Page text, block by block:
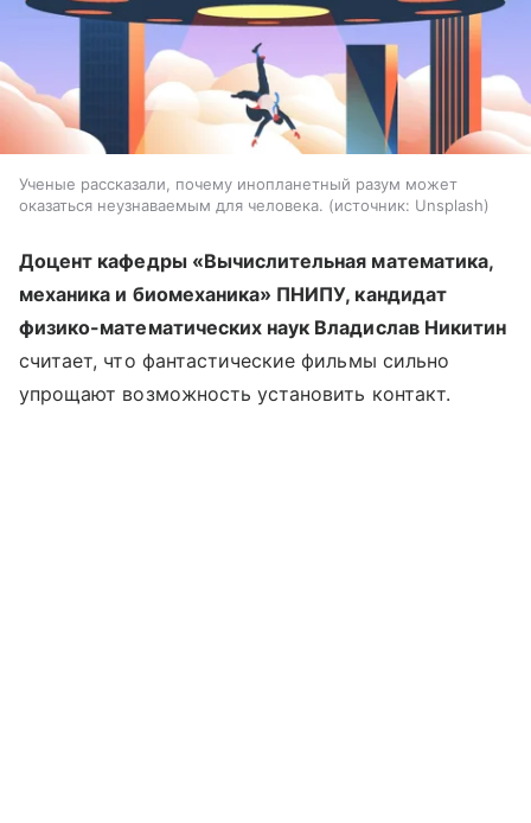
Ученые рассказали, почему инопланетный разум может
оказаться неузнаваемым для человека.
источник: Unsplash
Доцент кафедры «Вычислительная математика,
механика и биомеханика» ПНИПУ, кандидат
физико-математических наук Владислав Никитин
считает, что фантастические фильмы сильно
упрощают возможность установить контакт.